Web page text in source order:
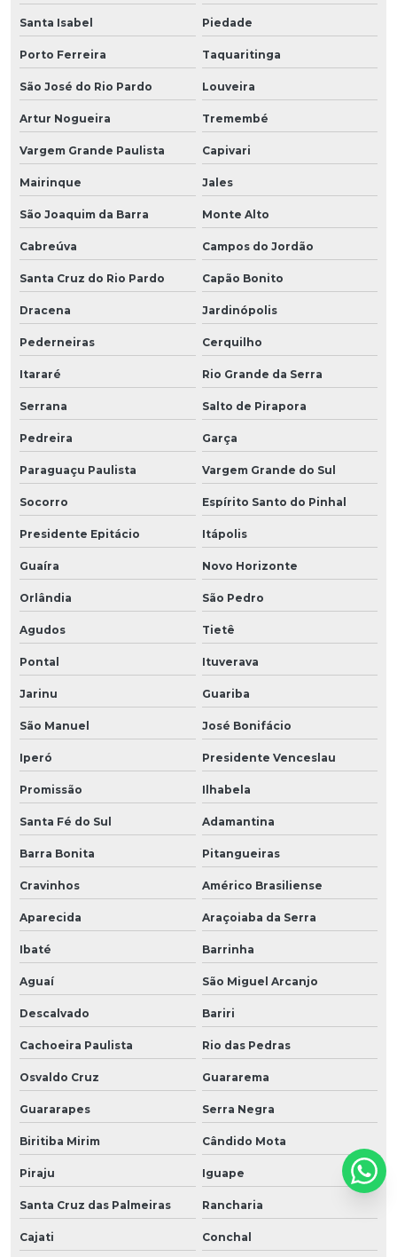
Santa Isabel Piedade
Porto Ferreira Taquaritinga
São José do Rio Pardo Louveira
Artur Nogueira Tremembé
Vargem Grande Paulista Capivari
Mairinque Jales
São Joaquim da Barra Monte Alto
Cabreúva Campos do Jordão
Santa Cruz do Rio Pardo Capão Bonito
Dracena Jardinópolis
Pederneiras Cerquilho
Itararé Rio Grande da Serra
Serrana Salto de Pirapora
Pedreira Garça
Paraguaçu Paulista Vargem Grande do Sul
Socorro Espírito Santo do Pinhal
Presidente Epitácio Itápolis
Guaíra Novo Horizonte
Orlândia São Pedro
Agudos Tietê
Pontal Ituverava
Jarinu Guariba
São Manuel José Bonifácio
Iperó Presidente Venceslau
Promissão Ilhabela
Santa Fé do Sul Adamantina
Barra Bonita Pitangueiras
Cravinhos Américo Brasiliense
Aparecida Araçoiaba da Serra
Ibaté Barrinha
Aguaí São Miguel Arcanjo
Descalvado Bariri
Cachoeira Paulista Rio das Pedras
Osvaldo Cruz Guararema
Guararapes Serra Negra
Biritiba Mirim Cândido Mota
Piraju Iguape
Santa Cruz das Palmeiras Rancharia
Cajati Conchal